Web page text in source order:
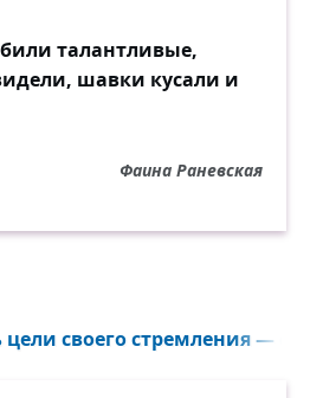
важный и жеманный.
быть желанной
моего...
талантливые,
шавки кусали и
Фаина Раневская
своего стремления —